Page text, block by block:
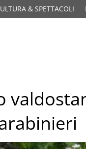
& SPETTACOLI